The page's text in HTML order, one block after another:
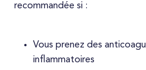
recommandée si :
Vous prenez des
inflammatoires